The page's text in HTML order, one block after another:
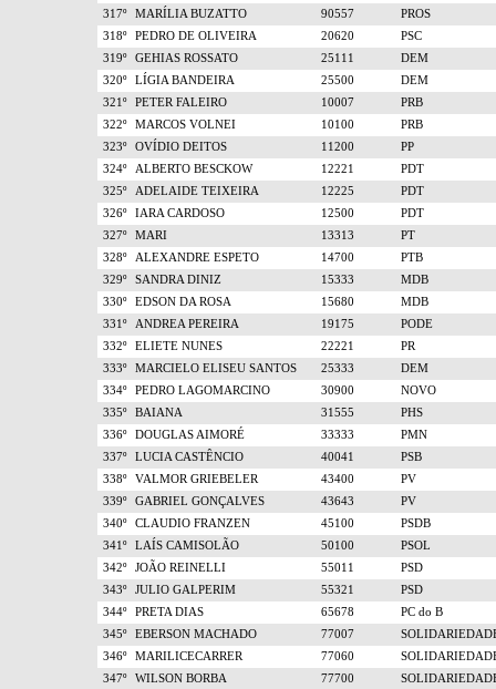
317º
MARÍLIA BUZATTO 90557
PROS
318º
PEDRO DE OLIVEIRA 20620
PSC
319º
GEHIAS ROSSATO 25111
DEM
320º
LÍGIA BANDEIRA 25500
DEM
321º
PETER FALEIRO 10007
PRB
322º
MARCOS VOLNEI 10100
PRB
323º
OVÍDIO DEITOS 11200
PP
324º
ALBERTO BESCKOW 12221
PDT
325º
ADELAIDE TEIXEIRA 12225
PDT
326º
IARA CARDOSO 12500
PDT
327º
MARI 13313
PT
328º
ALEXANDRE ESPETO 14700
PTB
329º
SANDRA DINIZ 15333
MDB
330º
EDSON DA ROSA 15680
MDB
331º
ANDREA PEREIRA 19175
PODE
332º
ELIETE NUNES 22221
PR
333º
MARCIELO ELISEU SANTOS 25333
DEM
334º
PEDRO LAGOMARCINO 30900
NOVO
335º
BAIANA 31555
PHS
336º
DOUGLAS AIMORÉ 33333
PMN
337º
LUCIA CASTÊNCIO 40041
PSB
338º
VALMOR GRIEBELER 43400
PV
339º
GABRIEL GONÇALVES 43643
PV
340º
CLAUDIO FRANZEN 45100
PSDB
341º
LAÍS CAMISOLÃO 50100
PSOL
342º
JOÃO REINELLI 55011
PSD
343º
JULIO GALPERIM 55321
PSD
344º
PRETA DIAS 65678
PC do B
345º
EBERSON MACHADO 77007
346º
MARILICECARRER 77060
347º
WILSON BORBA 77700